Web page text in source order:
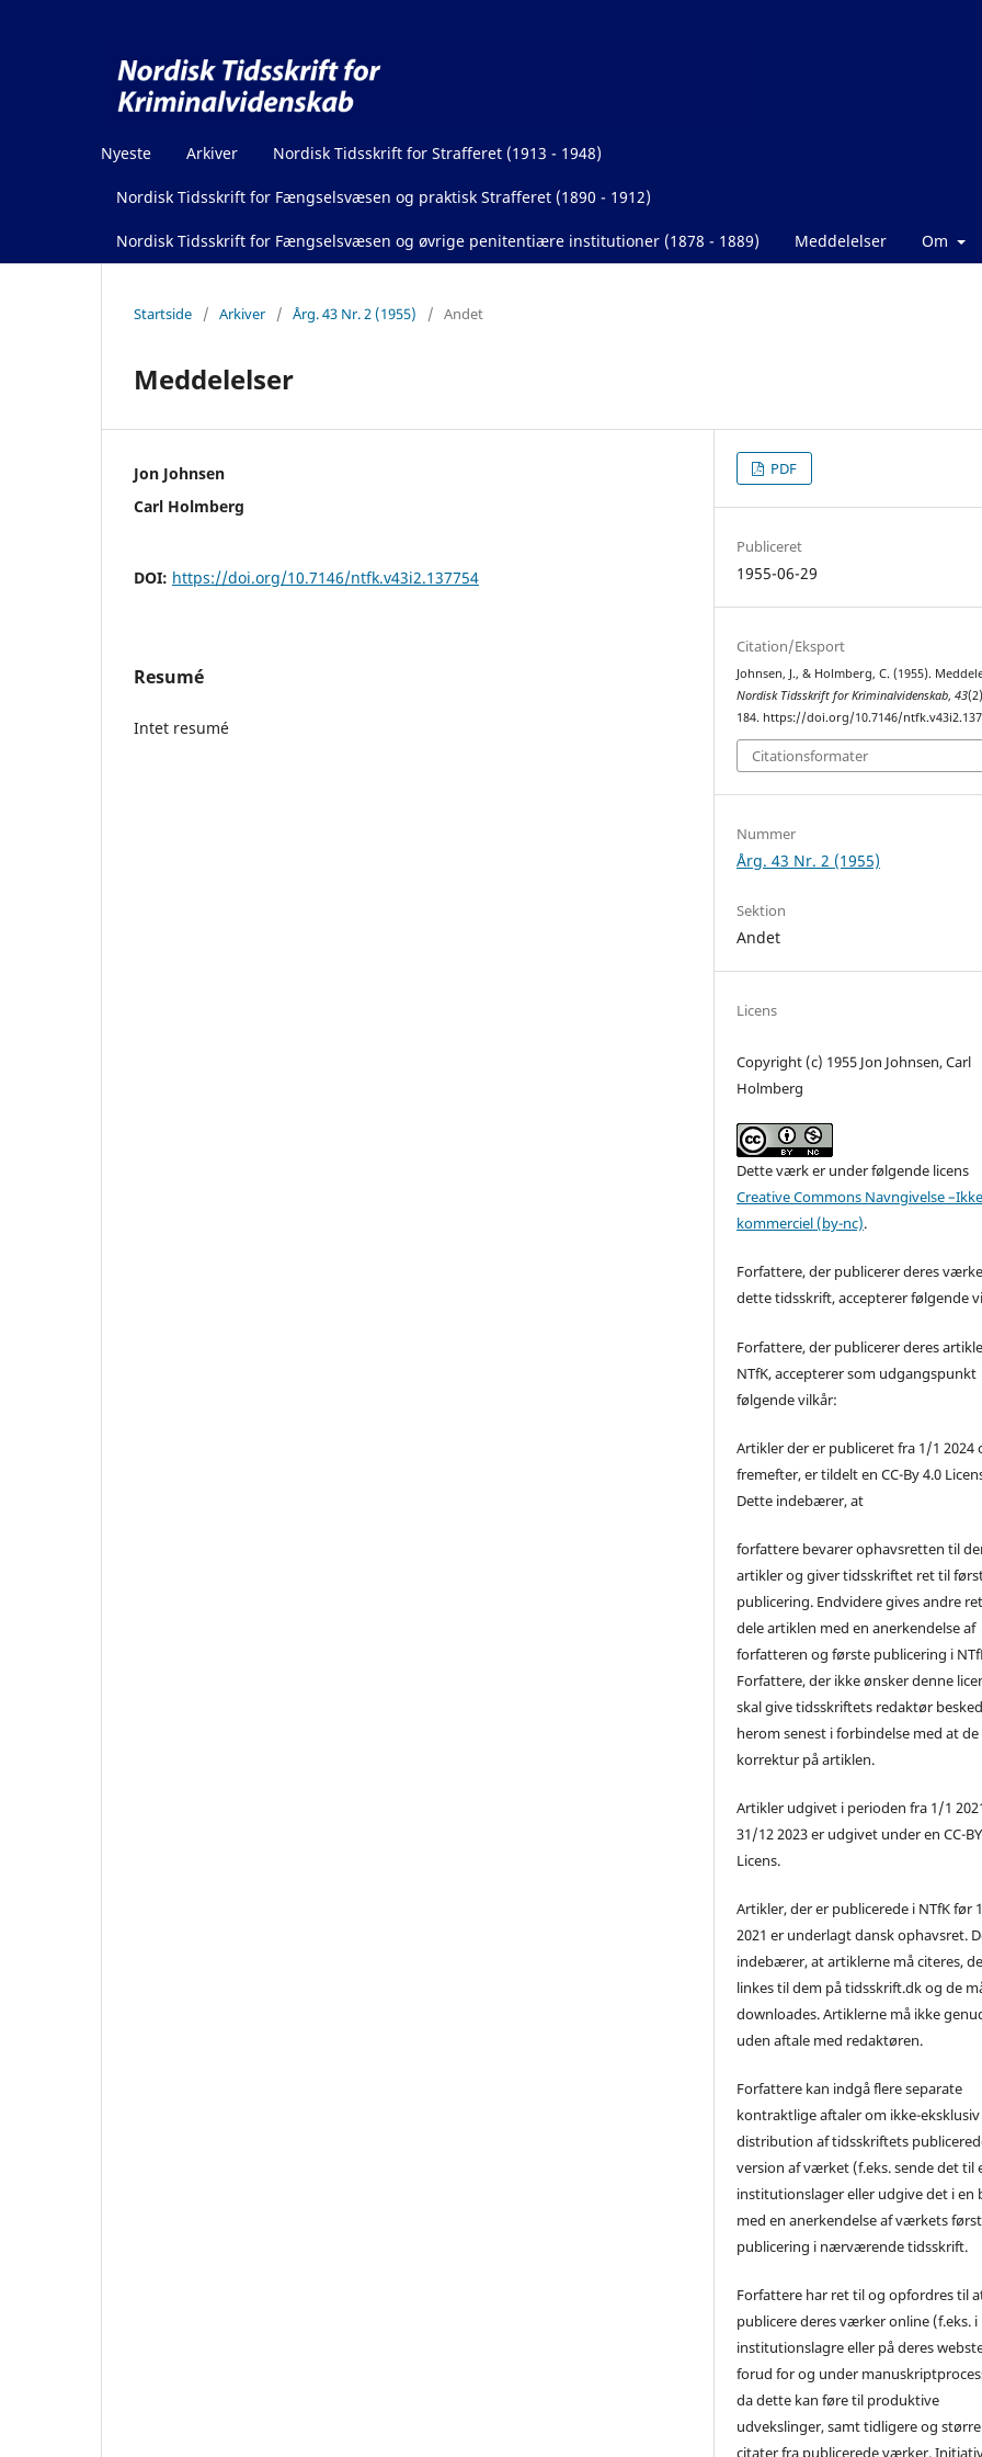
Nyeste Arkiver Nordisk Tidsskrift for Strafferet (1913 - 1948)
Nordisk Tidsskrift for Fængselsvæsen og praktisk Strafferet (1890 - 1912)
Nordisk Tidsskrift for Fængselsvæsen og øvrige penitentiære institutioner (1878 - 1889) Meddelelser Om
Startside / Arkiver / Årg. 43 Nr. 2 (1955) / Andet
Meddelelser
Jon Johnsen
Carl Holmberg
DOI: https://doi.org/10.7146/ntfk.v43i2.137754
Resumé
Intet resumé
PDF
Publiceret
1955-06-29
Citation/Eksport
Johnsen, J., & Holmberg, C. (1955).
Nordisk Tidsskrift for Kriminalvidenskab,43
184. https://doi.org/10.7146/
Citationsformater
Nummer
Årg. 43 Nr. 2 (1955)
Sektion
Andet
Licens
Copyright (c) 1955 Jon Johnsen, Carl
Holmberg
Dette værk er under følgende licens
Creative Commons Navngivelse
kommerciel (by-nc).
Forfattere, der publicerer deres
dette tidsskrift, accepterer følgende
Forfattere, der publicerer deres
NTfK, accepterer som udgangspunkt
følgende vilkår:
Artikler der er publiceret fra 1/1 2024
fremefter, er tildelt en CC-By 4.0
Dette indebærer, at
forfattere bevarer ophavsretten til
artikler og giver tidsskriftet ret til
publicering. Endvidere gives andre
dele artiklen med en anerkendelse af
forfatteren og første publicering i
Forfattere, der ikke ønsker denne
skal give tidsskriftets redaktør besked
herom senest i forbindelse med at
korrektur på artiklen.
Artikler udgivet i perioden fra 1/1
31/12 2023 er udgivet under en CC-
Licens.
Artikler, der er publicerede i NTfK før
2021 er underlagt dansk ophavsret.
indebærer, at artiklerne må citeres,
linkes til dem på tidsskrift.dk og de
downloades. Artiklerne må ikke
uden aftale med redaktøren.
Forfattere kan indgå flere separate
kontraktlige aftaler om ikke-eksklusiv
distribution af tidsskriftets
version af værket (f.eks. sende det til
institutionslager eller udgive det i en
med en anerkendelse af værkets
publicering i nærværende tidsskrift.
Forfattere har ret til og opfordres til
publicere deres værker online (f.eks. i
institutionslagre eller på deres
forud for og under
da dette kan føre til produktive
udvekslinger, samt tidligere og større
citater fra publicerede værker.